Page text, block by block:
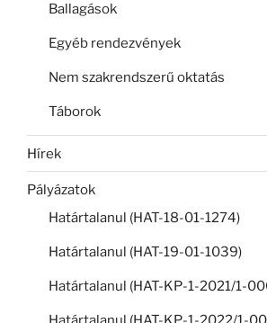
Ballagások
Egyéb rendezvények
Nem szakrendszerű oktatás
Táborok
Hírek
Pályázatok
Határtalanul (HAT-18-01-1274)
Határtalanul (HAT-19-01-1039)
Határtalanul (HAT-KP-1-2021/1-